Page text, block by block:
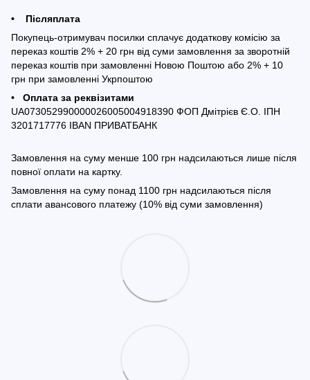
• Післяплата
Покупець-отримувач посилки сплачує додаткову комісію за
переказ коштів 2% + 20 грн від суми замовлення за зворотній
переказ коштів при замовленні Новою Поштою або 2% + 10
грн при замовленні Укрпоштою
• Оплата за реквізитами
UA073052990000026005004918390 ФОП Дмітрієв Є.О. ІПН
3201717776 IBAN ПРИВАТБАНК
Замовлення на суму менше 100 грн надсилаються лише після
повної оплати на картку.
Замовлення на суму понад 1100 грн надсилаються після
сплати авансового платежу (10% від суми замовлення)